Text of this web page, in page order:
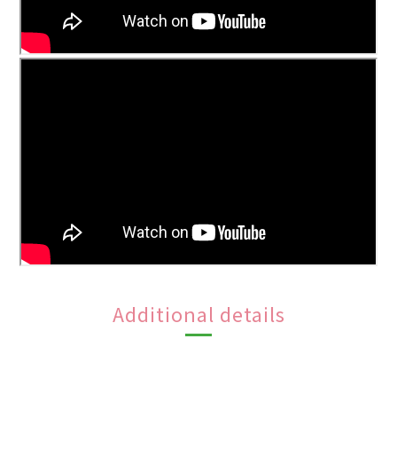
Additional details